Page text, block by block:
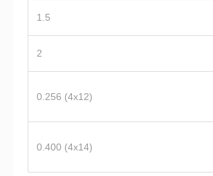
1.5
2
0.256 (4х12)
0.400 (4х14)